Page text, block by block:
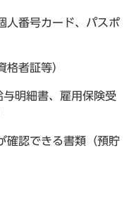
人番号カード、パスポ
格者証等）
明細書、雇用保険受
確認できる書類（預貯